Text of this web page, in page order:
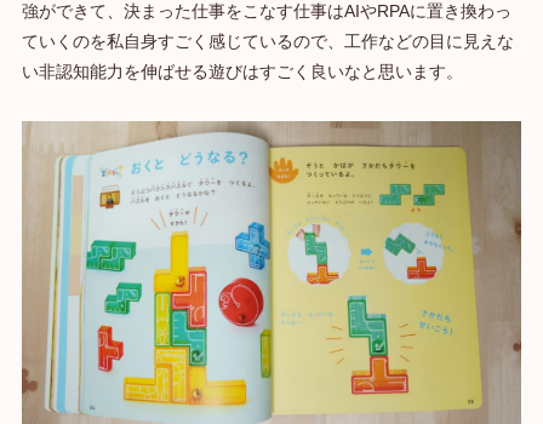
強ができて、決まった仕事をこなす仕事はAIやRPAに置き換わっ
ていくのを私自身すごく感じているので、工作などの目に見えな
い非認知能力を伸ばせる遊びはすごく良いなと思います。